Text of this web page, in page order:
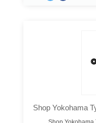
Shop Yokohama